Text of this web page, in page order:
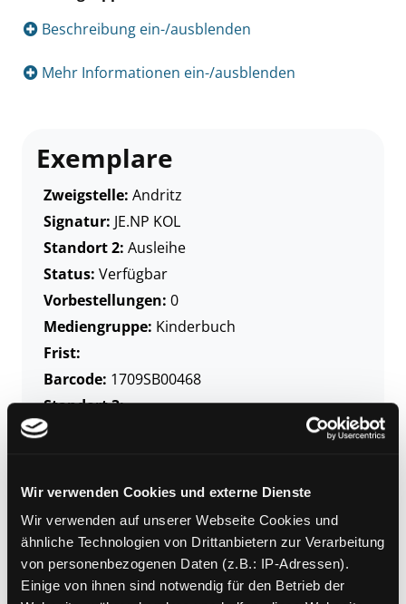
Wir verwenden Cookies und externe Dienste
Wir verwenden auf unserer Webseite Cookies und
ähnliche Technologien von Drittanbietern zur Verarbeitung
von personenbezogenen Daten (z.B.: IP-Adressen).
Einige von ihnen sind notwendig für den Betrieb der
Beschreibung ein-/ausblenden
Mehr Informationen ein-/ausblenden
Exemplare
Zweigstelle: Andritz
Signatur: JE.NP KOL
Standort 2: Ausleihe
Status: Verfügbar
Vorbestellungen: 0
Mediengruppe: Kinderbuch
Frist:
Barcode: 1709SB00468
Standort 3:
Zweigstelle:Bücherbus
Signatur:JE.NP KOL
Standort 2: Depot Bücherbus
Status: Verfügbar
Vorbestellungen: